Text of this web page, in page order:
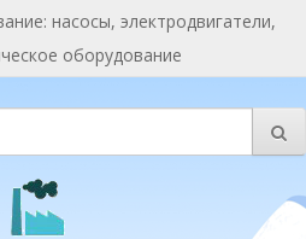
насосы, электродвигатели,
оборудование